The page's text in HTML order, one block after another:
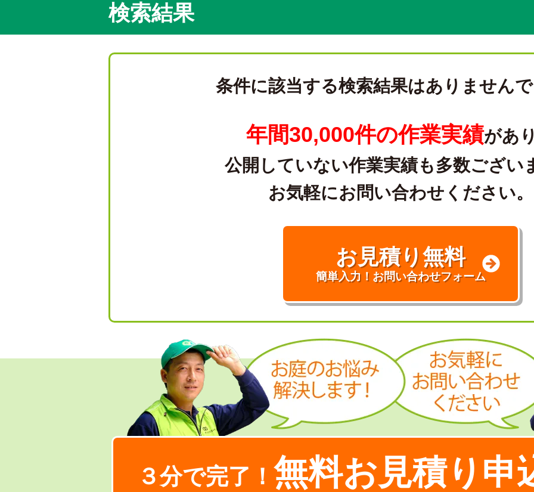
検索結果
条件に該当する検索結果はありません
年間30,000件の作業実績があ
公開していない作業実績も多数ござい
お気軽にお問い合わせください。
お見積り無料
簡単入力！お問い合わせフォーム
３分で完了！ 無料お見積り申